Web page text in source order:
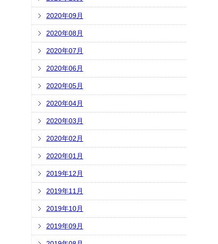
2020年09月
2020年08月
2020年07月
2020年06月
2020年05月
2020年04月
2020年03月
2020年02月
2020年01月
2019年12月
2019年11月
2019年10月
2019年09月